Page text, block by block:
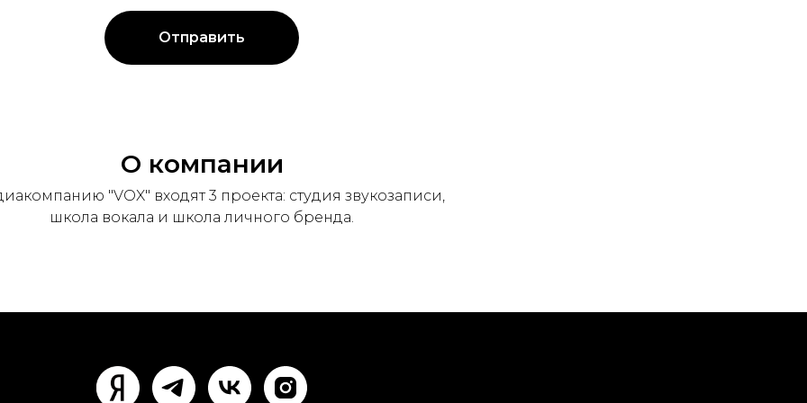
Отправить
О компании
"VOX" входят 3 проекта: студия звукозаписи,
школа вокала и школа личного бренда.